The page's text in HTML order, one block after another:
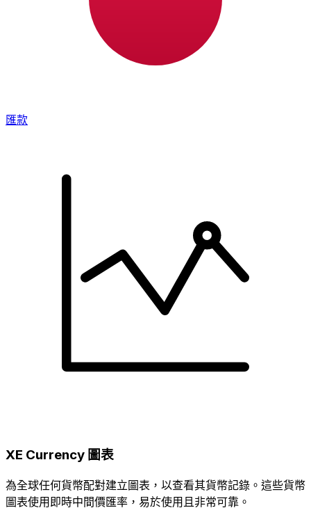
匯款
XE Currency 圖表
為全球任何貨幣配對建立圖表，以查看其貨幣記錄。這些貨幣
圖表使用即時中間價匯率，易於使用且非常可靠。